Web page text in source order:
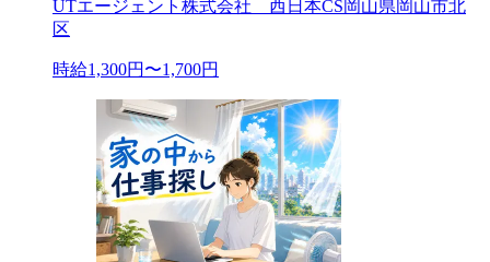
UTエージェント株式会社 西日本CS岡山県岡山市北
区
時給1,300円〜1,700円